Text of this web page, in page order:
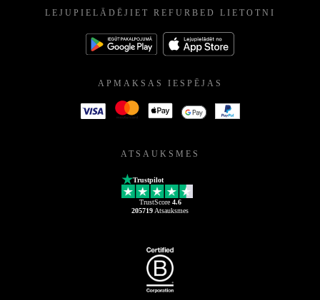
LEJUPIELĀDĒJIET REFURBED LIETOTNI
APMAKSAS IESPĒJAS
ATSAUKSMES
Trustpilot
TrustScore 4.6
205719 Atsauksmes